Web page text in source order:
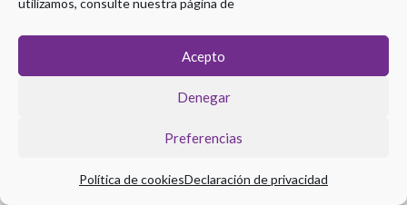
utilizamos, consulte nuestra página de
Acepto
Denegar
Preferencias
Política de cookiesDeclaración de privacidad
Copyright © 2026 Plataforma eLearning Digestivo
Política de Privacidad